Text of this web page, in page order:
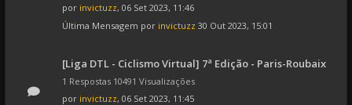
por invictuzz, 06 Set 2023, 11:46
Última Mensagem por invictuzz 30 Out 2023, 15:01
[Liga DTL - Ciclismo Virtual] 7ª Edição - Paris-Roubaix
1 Respostas 10491 Visualizações
por invictuzz, 06 Set 2023, 11:45